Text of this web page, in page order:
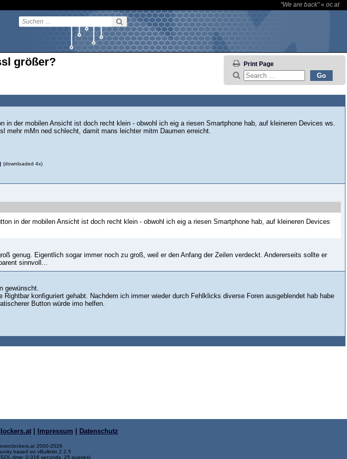
"We are back"« oc.at
größer? Print Page
in der mobilen Ansicht ist doch recht klein - obwohl ich eig a riesen Smartphone hab, auf kleineren Devices ws.
mehr mMn ned schlecht, damit mans leichter mitm Daumen erreicht.
(downloaded 4x)
in der mobilen Ansicht ist doch recht klein - obwohl ich eig a riesen Smartphone hab, auf kleineren Devices
genug. Eigentlich sogar immer noch zu groß, weil er den Anfang der Zeilen verdeckt. Andererseits sollte er
sinnvoll...
gewünscht.
konfiguriert gehabt. Nachdem ich immer wieder durch Fehlklicks diverse Foren ausgeblendet hab habe
Button würde imo helfen.
| Impressum | Datenschutz
2000-2026
based on vBulletin 2.2.5
time: 0.016 seconds, 25 queries)